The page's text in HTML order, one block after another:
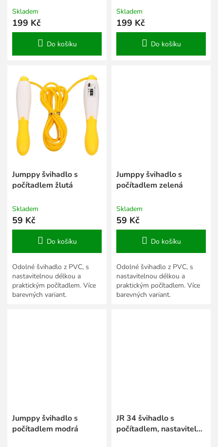
Skladem
199 Kč
Do košíku
Skladem
199 Kč
Do košíku
Jumppy švihadlo s
počítadlem žlutá
Skladem
59 Kč
Do košíku
Odolné švihadlo z PVC, s
nastavitelnou délkou a
praktickým počítadlem. Více
barevných variant.
Jumppy švihadlo s
počítadlem zelená
Skladem
59 Kč
Do košíku
Odolné švihadlo z PVC, s
nastavitelnou délkou a
praktickým počítadlem. Více
barevných variant.
Jumppy švihadlo s
počítadlem modrá
JR 34 švihadlo s
počítadlem, nastavitelná